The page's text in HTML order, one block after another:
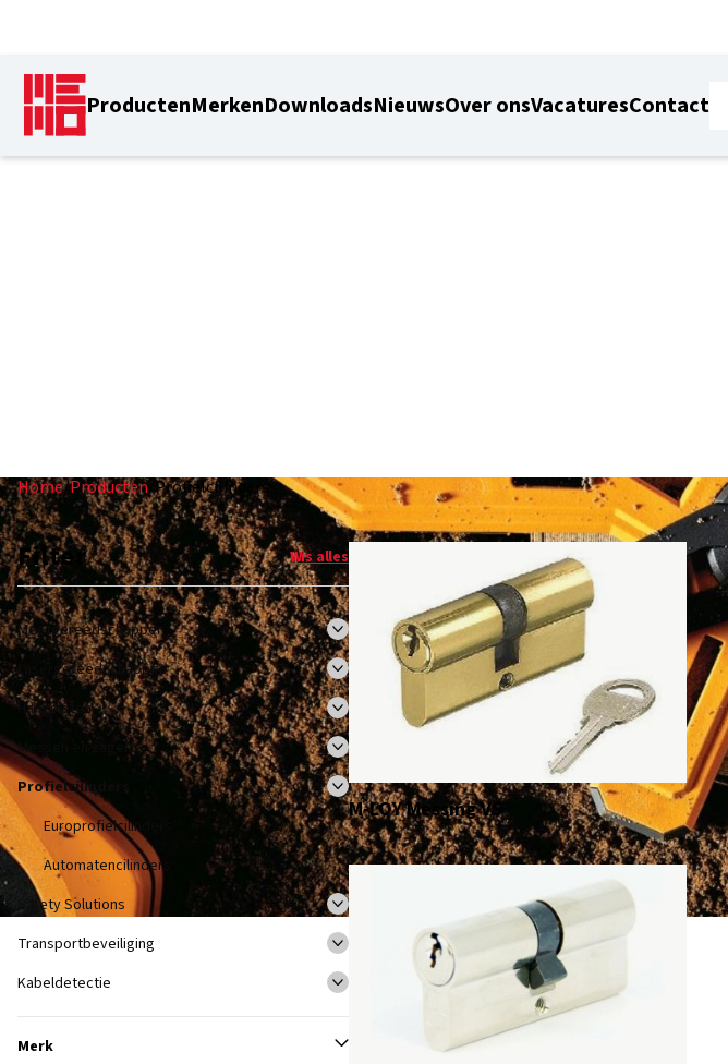
ProductenMerkenDownloadsNieuwsOver onsVacaturesContact
Home/Producten/Profielcilinders
Filter Wis alles
Meetgereedschappen
Lasergereedschappen
Hangsloten
Messen en zagen
Profielcilinders
Europrofielcilinders
Automatencilinders
Safety Solutions
Transportbeveiliging
Kabeldetectie
Merk
M-LOY Messing VS